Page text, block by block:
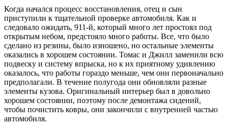
Когда начался процесс восстановления, отец и сын
приступили к тщательной проверке автомобиля. Как и
следовало ожидать, 911-й, который много лет простоял под
открытым небом, предстояло много работы. Все, что было
сделано из резины, было изношено, но остальные элементы
оказались в хорошем состоянии. Томас и Джилл заменили всю
подвеску и систему впрыска, но к их приятному удивлению
оказалось, что работы гораздо меньше, чем они первоначально
предполагали. В течение полугода они обновляли разные
элементы кузова. Оригинальный интерьер был в довольно
хорошем состоянии, поэтому после демонтажа сидений,
чтобы почистить ковры, они закончили с внутренней частью
автомобиля.